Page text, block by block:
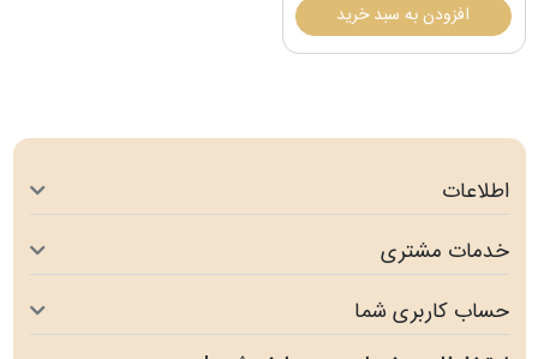
افزودن به سبد خرید
اطلاعات
خدمات مشتری
حساب کاربری شما